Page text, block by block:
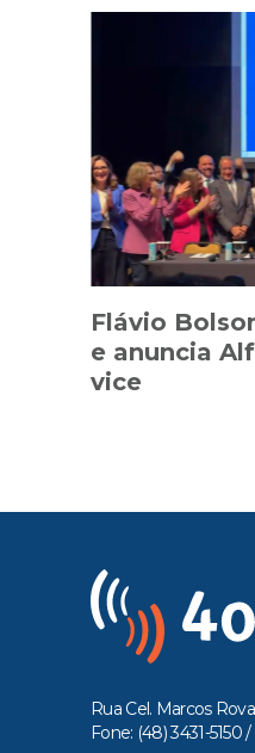
Flávio
e anuncia
vice
Rua Cel. Marcos
Fone: (48) 3431-5150 /